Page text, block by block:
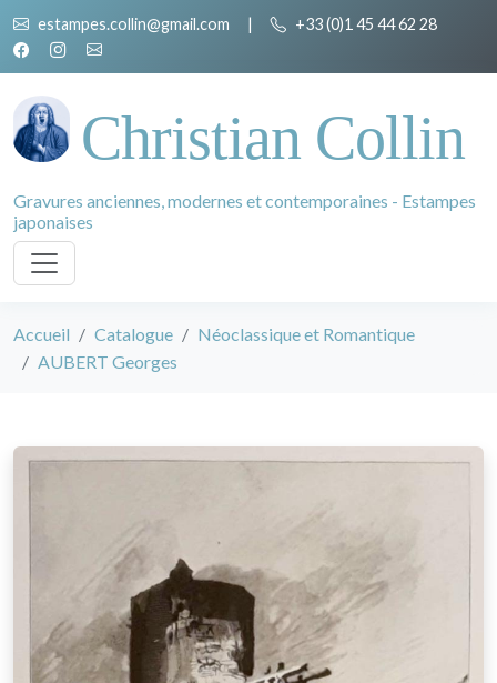
estampes.collin@gmail.com | +33 (0)1 45 44 62 28
Christian Collin
Gravures anciennes, modernes et contemporaines - Estampes
japonaises
Accueil Catalogue
Néoclassique et Romantique
AUBERT Georges